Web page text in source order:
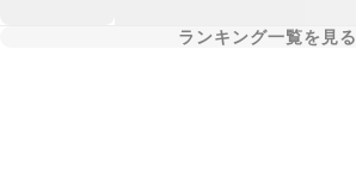
ランキング一覧を見る